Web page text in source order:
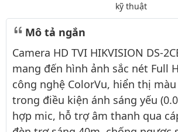
kỹ thuật
Mô tả ngắn
Camera HD TVI HIKVISION DS-
mang đến hình ảnh sắc nét Full
công nghệ ColorVu, hiển thị
trong điều kiện ánh sáng yếu
hợp mic, hỗ trợ âm thanh qua